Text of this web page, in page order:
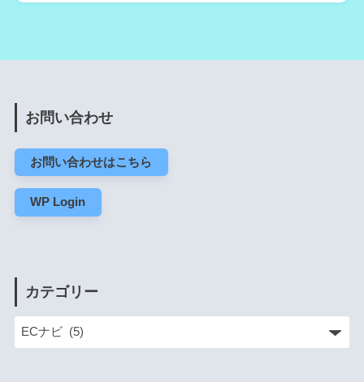
お問い合わせ
お問い合わせはこちら
WP Login
カテゴリー